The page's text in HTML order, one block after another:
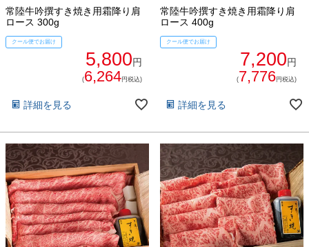
配送・送料
熨斗・カード
イイジマとは
常陸牛とは？
食べ方からから探す
すき焼き
しゃぶしゃぶ
焼き肉
BBQ
常陸牛吟撰すき焼き用霜降り肩
ロース 300g
クール便でお届け
5,800円
(6,264円税込)
詳細を見る
常陸牛吟撰すき焼き用霜降り肩
ロース 400g
クール便でお届け
7,200円
(7,776円税込)
詳細を見る